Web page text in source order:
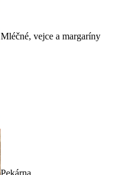
Mléčné, vejce a margaríny